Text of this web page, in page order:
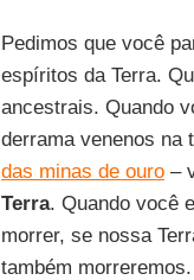
Pedimos que você
espíritos da Terra.
ancestrais. Quando
derrama venenos na
das minas de ouro–
Terra. Quando você
morrer, se nossa
também morreremos.